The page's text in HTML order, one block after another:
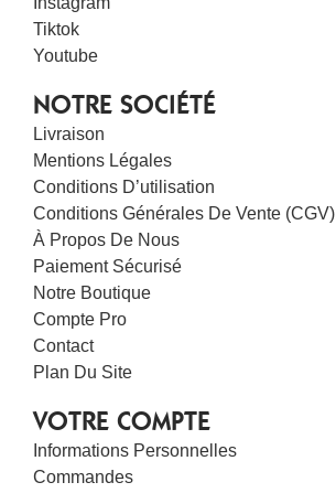
Tiktok
Youtube
NOTRE SOCIÉTÉ
Livraison
Mentions Légales
Conditions D’utilisation
Conditions Générales De Vente (CGV)
À Propos De Nous
Paiement Sécurisé
Notre Boutique
Compte Pro
Contact
Plan Du Site
VOTRE COMPTE
Informations Personnelles
Commandes